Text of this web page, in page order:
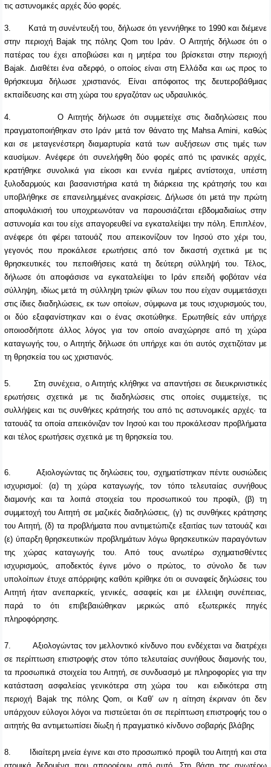
τις αστυνομικές αρχές δύο φορές.
3.
Κατά τη συνέντευξή του, δήλωσε ότι γεννήθηκε το 1990 και διέμενε
στην περιοχή Bajak της πόλης Qom του Ιράν. Ο Αιτητής δήλωσε ότι ο
πατέρας του έχει αποβιώσει και η μητέρα του βρίσκεται στην περιοχή
Bajak . Διαθέτει ένα αδερφό, ο οποίος είναι στη Ελλάδα και ως προς το
θρήσκευμα δήλωσε χριστιανός. Είναι απόφοιτος της δευτεροβάθμιας
εκπαίδευσης και στη χώρα του εργαζόταν ως υδραυλικός.
4.
Ο Αιτητής δήλωσε ότι συμμετείχε στις διαδηλώσεις που
πραγματοποιήθηκαν στο Ιράν μετά τον θάνατο της Mahsa Amini , καθώς
και σε μεταγενέστερη διαμαρτυρία κατά των αυξήσεων στις τιμές των
καυσίμων. Ανέφερε ότι συνελήφθη δύο φορές από τις ιρανικές αρχές,
κρατήθηκε συνολικά για είκοσι και εννέα ημέρες αντίστοιχα, υπέστη
ξυλοδαρμούς και βασανιστήρια κατά τη διάρκεια της κράτησής του και
υποβλήθηκε σε επανειλημμένες ανακρίσεις. Δήλωσε ότι μετά την πρώτη
αποφυλάκισή του υποχρεωνόταν να παρουσιάζεται εβδομαδιαίως στην
αστυνομία και του είχε απαγορευθεί να εγκαταλείψει την πόλη. Επιπλέον,
ανέφερε ότι φέρει τατουάζ που απεικονίζουν τον Ιησού στο χέρι του,
γεγονός που προκάλεσε ερωτήσεις από τον δικαστή σχετικά με τις
θρησκευτικές του πεποιθήσεις κατά τη δεύτερη σύλληψή του. Τέλος,
δήλωσε ότι αποφάσισε να εγκαταλείψει το Ιράν επειδή φοβόταν νέα
σύλληψη, ιδίως μετά τη σύλληψη τριών φίλων του που είχαν συμμετάσχει
στις ίδιες διαδηλώσεις, εκ των οποίων, σύμφωνα με τους ισχυρισμούς του,
οι δύο εξαφανίστηκαν και ο ένας σκοτώθηκε. Ερωτηθείς εάν υπήρχε
οποιοσδήποτε άλλος λόγος για τον οποίο αναχώρησε από τη χώρα
καταγωγής του, ο Αιτητής δήλωσε ότι υπήρχε και ότι αυτός σχετιζόταν με
τη θρησκεία του ως χριστιανός.
5.
Στη συνέχεια, ο Αιτητής κλήθηκε να απαντήσει σε διευκρινιστικές
ερωτήσεις σχετικά με τις διαδηλώσεις στις οποίες συμμετείχε, τις
συλλήψεις και τις συνθήκες κράτησής του από τις αστυνομικές αρχές∙ τα
τατουάζ τα οποία απεικόνιζαν τον Ιησού και του προκάλεσαν προβλήματα
και τέλος ερωτήσεις σχετικά με τη θρησκεία του.
6.
Αξιολογώντας τις δηλώσεις του, σχηματίστηκαν πέντε ουσιώδεις
ισχυρισμοί: (α) τη χώρα καταγωγής, τον τόπο τελευταίας συνήθους
διαμονής και τα λοιπά στοιχεία του προσωπικού του προφίλ, (β) τη
συμμετοχή του Αιτητή σε μαζικές διαδηλώσεις, (γ) τις συνθήκες κράτησης
του Αιτητή, (δ) τα προβλήματα που αντιμετώπιζε εξαιτίας των τατουάζ και
(ε) ύπαρξη θρησκευτικών προβλημάτων λόγω θρησκευτικών παραγόντων
της χώρας καταγωγής του. Από τους ανωτέρω σχηματισθέντες
ισχυρισμούς, αποδεκτός έγινε μόνο ο πρώτος, το σύνολο δε των
υπολοίπων έτυχε απόρριψης καθότι κρίθηκε ότι οι συναφείς δηλώσεις του
Αιτητή ήταν ανεπαρκείς, γενικές, ασαφείς και με έλλειψη συνέπειας,
παρά το ότι επιβεβαιώθηκαν μερικώς από εξωτερικές πηγές
πληροφόρησης.
7.
Αξιολογώντας τον μελλοντικό κίνδυνο που ενδέχεται να διατρέχει
σε περίπτωση επιστροφής στον τόπο τελευταίας συνήθους διαμονής του,
τα προσωπικά στοιχεία του Αιτητή, σε συνδυασμό με πληροφορίες για την
κατάσταση ασφαλείας γενικότερα στη χώρα του και ειδικότερα στη
περιοχή Bajak της πόλης Qom , οι Καθ’ ων η αίτηση έκριναν ότι δεν
υπάρχουν εύλογοι λόγοι να πιστεύεται ότι σε περίπτωση επιστροφής του ο
αιτητής θα αντιμετωπίσει δίωξη ή πραγματικό κίνδυνο σοβαρής βλάβης
8.
Ιδιαίτερη μνεία έγινε και στο προσωπικό προφίλ του Αιτητή και στα
ατομικά δεδομένα που απορρέουν από αυτό. Στη βάση της ανωτέρω